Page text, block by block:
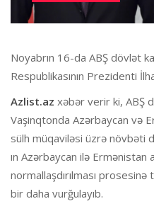
Noyabrın 16-da ABŞ dövlət
Respublikasının Prezidenti
Azlist.az xəbər verir ki, ABŞ
Vaşinqtonda Azərbaycan və
sülh müqaviləsi üzrə növbəti
ın Azərbaycan ilə Ermənistan
normallaşdırılması
bir daha vurğulayıb.